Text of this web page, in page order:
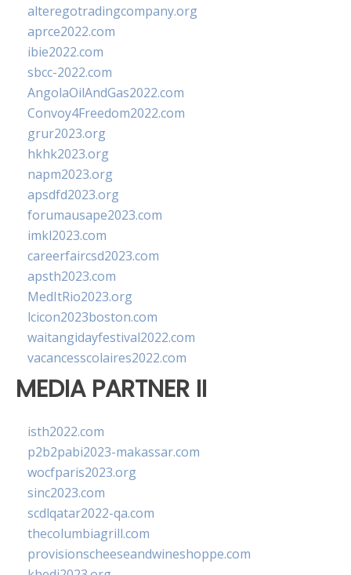
alteregotradingcompany.org
aprce2022.com
ibie2022.com
sbcc-2022.com
AngolaOilAndGas2022.com
Convoy4Freedom2022.com
grur2023.org
hkhk2023.org
napm2023.org
apsdfd2023.org
forumausape2023.com
imkl2023.com
careerfaircsd2023.com
apsth2023.com
MedItRio2023.org
lcicon2023boston.com
waitangidayfestival2022.com
vacancesscolaires2022.com
MEDIA PARTNER II
isth2022.com
p2b2pabi2023-makassar.com
wocfparis2023.org
sinc2023.com
scdlqatar2022-qa.com
thecolumbiagrill.com
provisionscheeseandwineshoppe.com